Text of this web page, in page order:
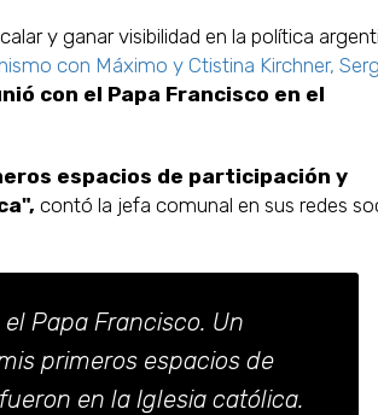
y ganar visibilidad en la política
con Máximo y Ctistina Kirchner,
con el Papa Francisco en el
espacios de participación y
contó la jefa comunal en sus redes
Papa Francisco. Un
primeros espacios de
en la Iglesia católica.